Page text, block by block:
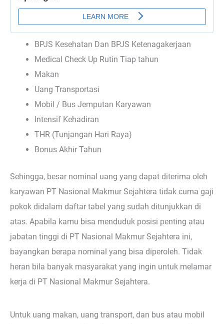
BPJS Kesehatan Dan BPJS Ketenagakerjaan
Medical Check Up Rutin Tiap tahun
Makan
Uang Transportasi
Mobil / Bus Jemputan Karyawan
Intensif Kehadiran
THR (Tunjangan Hari Raya)
Bonus Akhir Tahun
Sehingga, besar nominal uang yang dapat diterima oleh
karyawan PT Nasional Makmur Sejahtera tidak cuma gaji
pokok didalam daftar tabel yang sudah ditunjukkan di
atas. Apabila kamu bisa menduduk posisi penting atau
jabatan tinggi di PT Nasional Makmur Sejahtera ini,
bayangkan berapa nominal yang bisa diperoleh. Tidak
heran bila banyak masyarakat yang ingin untuk melamar
kerja di PT Nasional Makmur Sejahtera.
Untuk uang makan, uang transport, dan bus atau mobil